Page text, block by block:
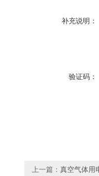
补充说明：
验证码：
上一篇： 真空气体用